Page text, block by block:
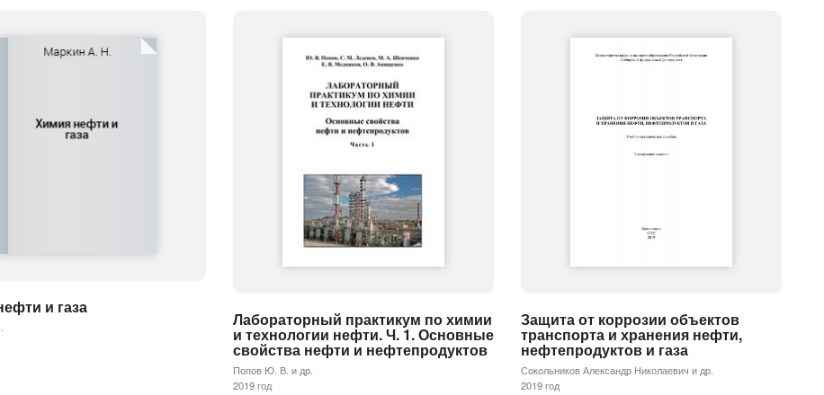
и газа
Лабораторный практикум по химии
и технологии нефти. Ч. 1. Основные
свойства нефти и нефтепродуктов
Попов Ю. В. и др.
2019 год
Защита от коррозии объектов
транспорта и хранения нефти,
нефтепродуктов и газа
Сокольников Александр Николаевич и др.
2019 год